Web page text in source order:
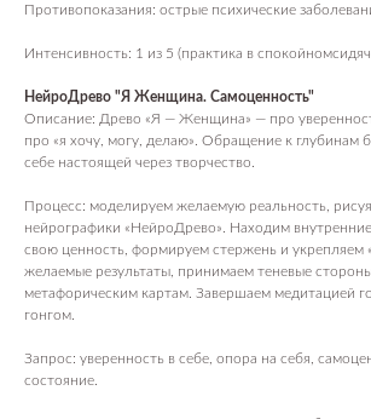
Противопоказания: острые психические
Интенсивность: 1 из 5 (практика в
НейроДрево "Я Женщина. Самоценность"
Описание: Древо «Я — Женщина» — про
про «я хочу, могу, делаю». Обращение к глубинам
себе настоящей через творчество.
Процесс: моделируем желаемую реальность,
нейрографики «НейроДрево». Находим
свою ценность, формируем стержень и укрепляем
желаемые результаты, принимаем теневые
метафорическим картам. Завершаем медитацией
гонгом.
Запрос: уверенность в себе, опора на себя,
состояние.